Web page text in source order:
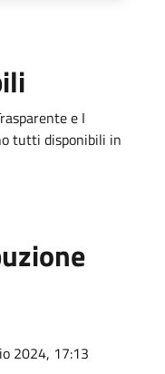
e I
tutti disponibili in
2024, 17:13